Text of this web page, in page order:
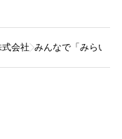
式会社 みんなで「みらいの